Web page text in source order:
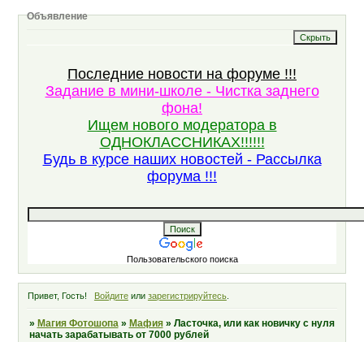
Объявление
Последние новости на форуме !!!
Задание в мини-школе - Чистка заднего
фона!
Ищем нового модератора в
ОДНОКЛАССНИКАХ!!!!!!
Будь в курсе наших новостей - Рассылка
форума !!!
Пользовательского поиска
Привет, Гость! Войдитеили зарегистрируйтесь.
» Магия Фотошопа » Мафия » Ласточка, или как новичку с нуля
начать зарабатывать от 7000 рублей